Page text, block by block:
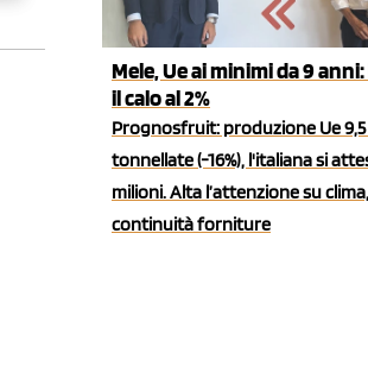
Mele, Ue ai minimi da 9
il calo al 2%
Prognosfruit: produzione Ue
tonnellate (-16%), l'italiana si
milioni. Alta l’attenzione su
continuità forniture